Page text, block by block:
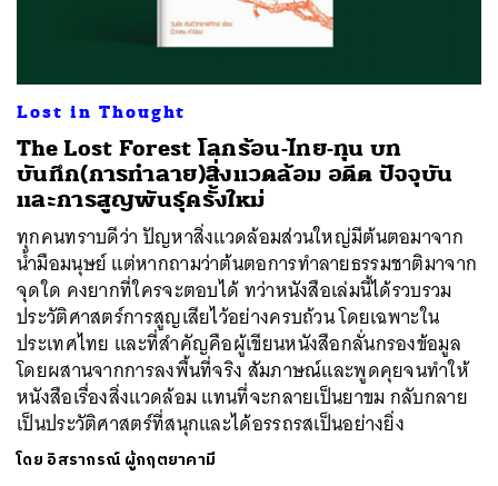
Lost in Thought
The Lost Forest โลกร้อน-ไทย-ทุน บท
บันทึก(การทำลาย)สิ่งแวดล้อม อดีต ปัจจุบัน
และการสูญพันธ์ุครั้งใหม่
ทุกคนทราบดีว่า ปัญหาสิ่งแวดล้อมส่วนใหญ่มีต้นตอมาจาก
น้ำมือมนุษย์ แต่หากถามว่าต้นตอการทำลายธรรมชาติมาจาก
จุดใด คงยากที่ใครจะตอบได้ ทว่าหนังสือเล่มนี้ได้รวบรวม
ประวัติศาสตร์การสูญเสียไว้อย่างครบถ้วน โดยเฉพาะใน
ประเทศไทย และที่สำคัญคือผู้เขียนหนังสือกลั่นกรองข้อมูล
โดยผสานจากการลงพื้นที่จริง สัมภาษณ์และพูดคุยจนทำให้
หนังสือเรื่องสิ่งแวดล้อม แทนที่จะกลายเป็นยาขม กลับกลาย
เป็นประวัติศาสตร์ที่สนุกและได้อรรถรสเป็นอย่างยิ่ง
โดย อิสรากรณ์ ผู้กฤตยาคามี
SHARE TWEET LINE EMAIL